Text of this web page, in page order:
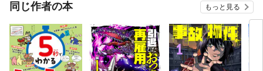
同じ作者の本 もっと見る